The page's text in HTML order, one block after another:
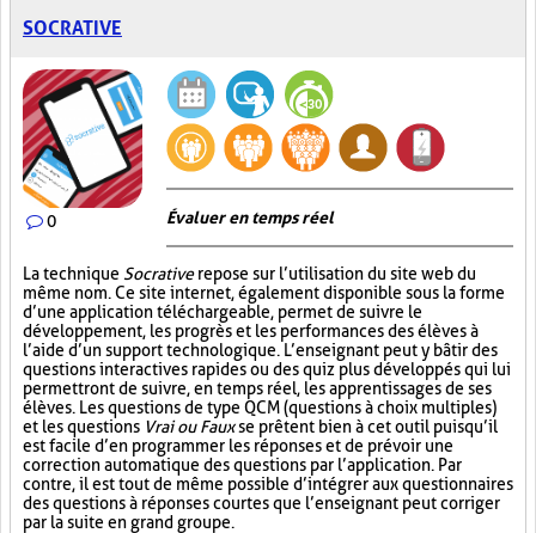
SOCRATIVE
0 Évaluer en temps réel
La technique Socrativerepose sur l’utilisation du site web du
même nom. Ce site internet, également disponible sous la forme
d’une application téléchargeable, permet de suivre le
développement, les progrès et les performances des élèves à
l’aide d’un support technologique. L’enseignant peut y bâtir des
questions interactives rapides ou des quiz plus développés qui lui
permettront de suivre, en temps réel, les apprentissages de ses
élèves. Les questions de type QCM (questions à choix multiples)
et les questions Vrai ou Fauxse prêtent bien à cet outil puisqu’il
est facile d’en programmer les réponses et de prévoir une
correction automatique des questions par l’application. Par
contre, il est tout de même possible d’intégrer aux questionnaires
des questions à réponses courtes que l’enseignant peut corriger
par la suite en grand groupe.